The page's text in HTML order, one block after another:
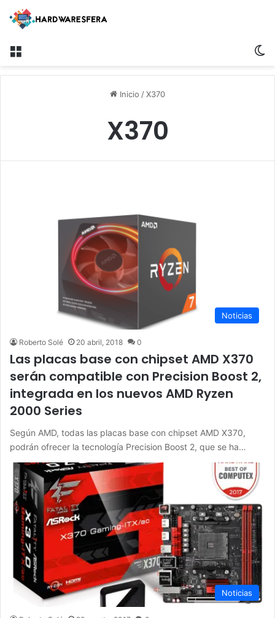
Inicio /X370
X370
Noticias
Roberto Solé 20 abril, 2018 0
Las placas base con chipset AMD X370
serán compatible con Precision Boost 2,
integrada en los nuevos AMD Ryzen
2000 Series
Según AMD, todas las placas base con chipset AMD X370,
podrán ofrecer la tecnología Precision Boost 2, que se ha…
Noticias